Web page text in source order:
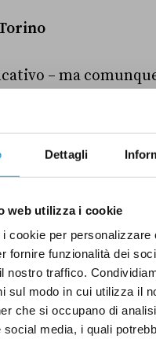
Dettagli
web utilizza i cookie
cookie per personalizzare
fornire funzionalità dei
nostro traffico.
sul modo in cui utilizza il
che si occupano di
social media, i quali
– ma
sorpassi al
“ribaltone”
tradizione. A Torino,
Per ben due volte,
di
Castellani diventò
perso al primo
comunista Diego
con il 36 per cento